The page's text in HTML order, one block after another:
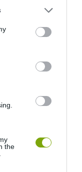
or more Google
You may click to
party tags to
in below Google
the